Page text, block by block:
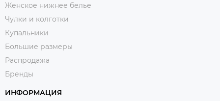
Женское нижнее белье
Чулки и колготки
Купальники
Большие размеры
Распродажа
Бренды
ИНФОРМАЦИЯ